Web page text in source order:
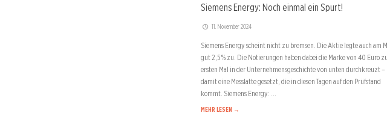
Siemens Energy: Noch einmal ein Spurt!
11. November 2024
Siemens Energy scheint nicht zu bremsen. Die Aktie legte auch am
gut 2,5 % zu. Die Notierungen haben dabei die Marke von 40 Euro
ersten Mal in der Unternehmensgeschichte von unten durchkreuzt –
damit eine Messlatte gesetzt, die in diesen Tagen auf den Prüfstand
kommt. Siemens Energy: …
MEHR LESEN →